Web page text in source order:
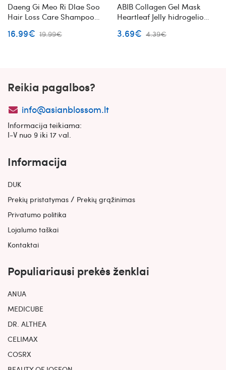
Daeng Gi Meo Ri Dlae Soo
Hair Loss Care Shampoo
slinkimo su žolelių
16.99€ 19.99€
ABIB Collagen Gel Mask
Heartleaf Jelly hidrogelio
3.69€ 4.39€
Reikia pagalbos?
info@asianblossom.lt
Informacija teikiama:
I-V nuo 9 iki 17 val.
Informacija
DUK
Prekių pristatymas / Prekių grąžinimas
Privatumo politika
Lojalumo taškai
Kontaktai
Populiariausi prekės ženklai
ANUA
MEDICUBE
DR. ALTHEA
CELIMAX
COSRX